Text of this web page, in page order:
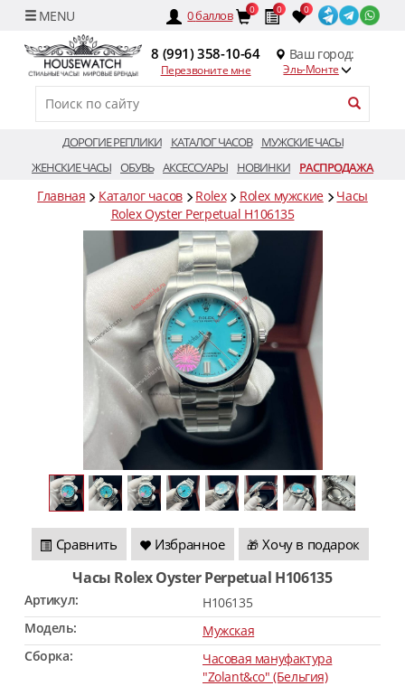
0баллов 0 0 0
8 (991) 358-10-64
Перезвоните мне
Ваш город:
Эль-Монте
ДОРОГИЕ РЕПЛИКИ КАТАЛОГ ЧАСОВ
МУЖСКИЕ ЧАСЫ
ЖЕНСКИЕ ЧАСЫ ОБУВЬ АКСЕССУАРЫ НОВИНКИ РАСПРОДАЖА
Главная Каталог часов Rolex Rolex мужские
Часы
Rolex Oyster Perpetual H106135
Сравнить Избранное 🎁 Хочу в подарок
Часы Rolex Oyster Perpetual H106135
Артикул:
H106135
Модель:
Мужская
Сборка:
Часовая мануфактура
"Zolant&co" (Бельгия)